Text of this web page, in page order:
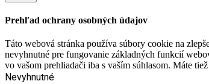
Prehľad ochrany osobných údajov
Táto webová stránka používa súbory cookie na
nevyhnutné pre fungovanie základných funkcií
vo vašom prehliadači iba s vaším súhlasom. Máte
Nevyhnutné